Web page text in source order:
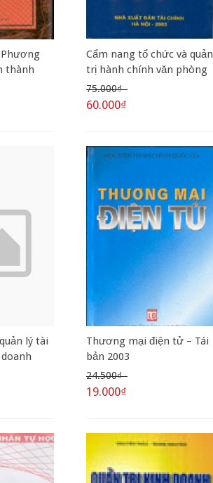
thành
Cẩm nang tổ chức và quản
trị hành chính văn phòng
75.000₫
60.000₫
lý tài
Thương mại điện tử – Tái
bản 2003
24.500₫
19.000₫